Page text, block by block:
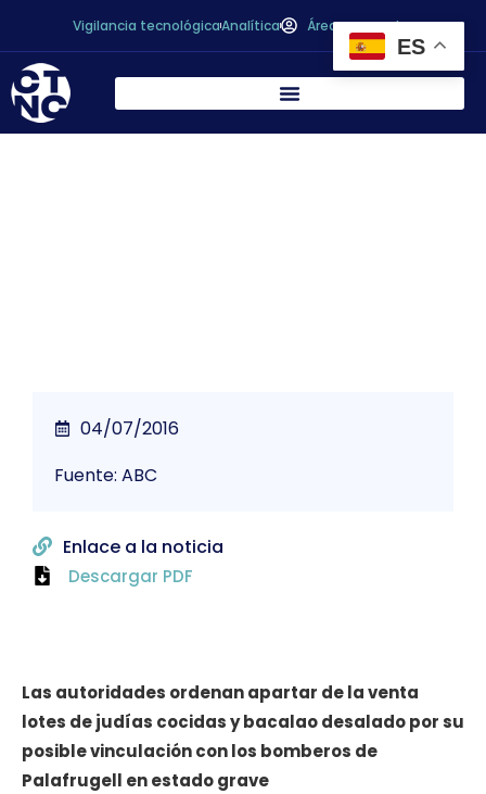
Vigilancia tecnológicaAnalítica Área personal
Las autoridades ordenan apartar de la venta
lotes de judías cocidas y bacalao desalado por su
posible vinculación con los bomberos de
Palafrugell en estado grave
04/07/2016
Fuente: ABC
Enlace a la noticia
Descargar PDF
ES